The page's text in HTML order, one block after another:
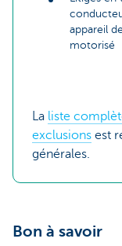
appareil
motorisé
La liste
exclusions est
générales.
Bon à savoir